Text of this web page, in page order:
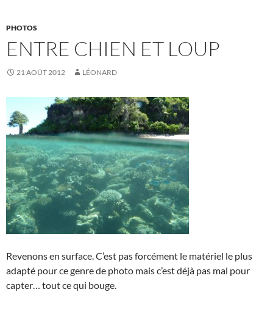
PHOTOS
ENTRE CHIEN ET LOUP
21 AOÛT 2012 LÉONARD
Revenons en surface. C’est pas forcément le matériel le plus
adapté pour ce genre de photo mais c’est déjà pas mal pour
capter… tout ce qui bouge.